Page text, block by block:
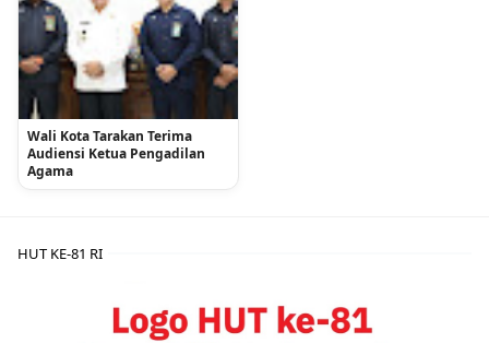
Wali Kota Tarakan Terima
Audiensi Ketua Pengadilan
Agama
HUT KE-81 RI